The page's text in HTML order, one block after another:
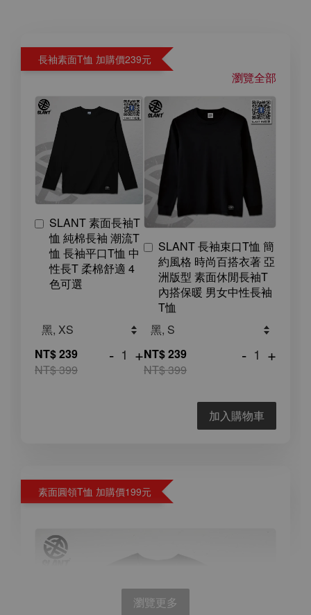
長袖素面T恤 加購價239元
瀏覽全部
SLANT 素面長袖T
恤 純棉長袖 潮流T
恤 長袖平口T恤 中
性長T 柔棉舒適 4
色可選
NT$ 239
NT$ 399
- +
SLANT 長袖束口T恤 簡
約風格 時尚百搭衣著 亞
洲版型 素面休閒長袖T
內搭保暖 男女中性長袖
T恤
NT$ 239
NT$ 399
- +
加入購物車
素面圓領T恤 加購價199元
瀏覽更多